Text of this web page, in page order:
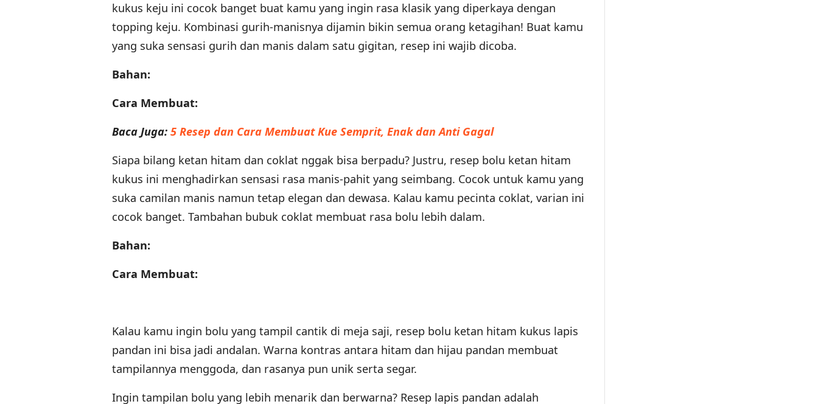
kukus keju ini cocok banget buat kamu yang ingin rasa klasik yang diperkaya dengan
topping keju. Kombinasi gurih-manisnya dijamin bikin semua orang ketagihan! Buat kamu
yang suka sensasi gurih dan manis dalam satu gigitan, resep ini wajib dicoba.
Bahan:
Cara Membuat:
Baca Juga: 5 Resep dan Cara Membuat Kue Semprit, Enak dan Anti Gagal
Siapa bilang ketan hitam dan coklat nggak bisa berpadu? Justru, resep bolu ketan hitam
kukus ini menghadirkan sensasi rasa manis-pahit yang seimbang. Cocok untuk kamu yang
suka camilan manis namun tetap elegan dan dewasa. Kalau kamu pecinta coklat, varian ini
cocok banget. Tambahan bubuk coklat membuat rasa bolu lebih dalam.
Bahan:
Cara Membuat:
Kalau kamu ingin bolu yang tampil cantik di meja saji, resep bolu ketan hitam kukus lapis
pandan ini bisa jadi andalan. Warna kontras antara hitam dan hijau pandan membuat
tampilannya menggoda, dan rasanya pun unik serta segar.
Ingin tampilan bolu yang lebih menarik dan berwarna? Resep lapis pandan adalah